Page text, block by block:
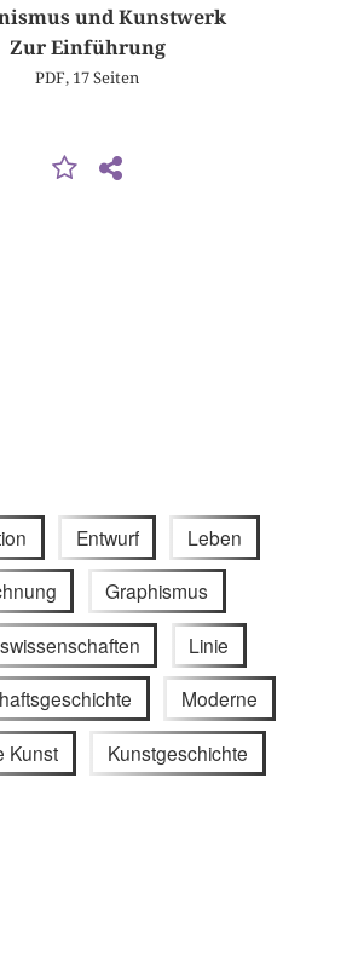
und Kunstwerk
Zur Einführung
PDF, 17 Seiten
Entwurf Leben
Graphismus
Linie
Moderne
Kunst Kunstgeschichte